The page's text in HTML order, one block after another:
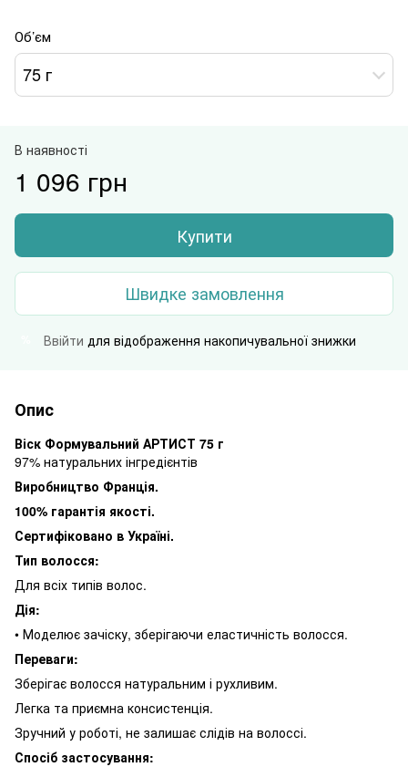
Об’єм
75 г
В наявності
1 096 грн
Купити
Швидке замовлення
Ввійти для відображення накопичувальної знижки
Опис
Віск Формувальний АРТИСТ 75 г
97% натуральних інгредієнтів
Виробництво Франція.
100% гарантія якості.
Сертифіковано в Україні.
Тип волосся:
Для всіх типів волос.
Дія:
• Моделює зачіску, зберігаючи еластичність волосся.
Переваги:
Зберігає волосся натуральним і рухливим.
Легка та приємна консистенція.
Зручний у роботі, не залишає слідів на волоссі.
Спосіб застосування: